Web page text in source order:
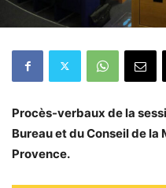
Procès-verbaux de la
Bureau et du Conseil de
Provence.